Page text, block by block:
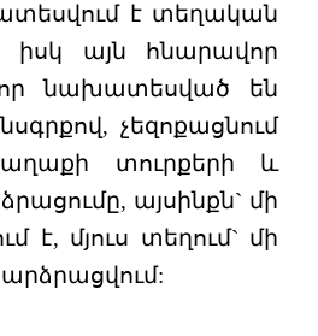
է տեղական
իսկ այն հնարավոր
որ նախատեսված են
չեզոքացնում
տուրքերի և
այսինքն` մի
է, մյուս տեղում` մի